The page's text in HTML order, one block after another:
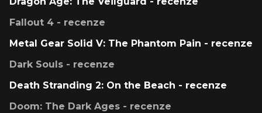
Fallout 4 - recenze
Metal Gear Solid V: The Phantom Pain - recenze
Dark Souls - recenze
Death Stranding 2: On the Beach - recenze
Doom: The Dark Ages - recenze